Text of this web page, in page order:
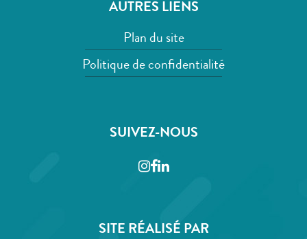
AUTRES LIENS
Plan du site
Politique de confidentialité
SUIVEZ-NOUS
Instagram
Facebook
LinkedIn
SITE RÉALISÉ PAR